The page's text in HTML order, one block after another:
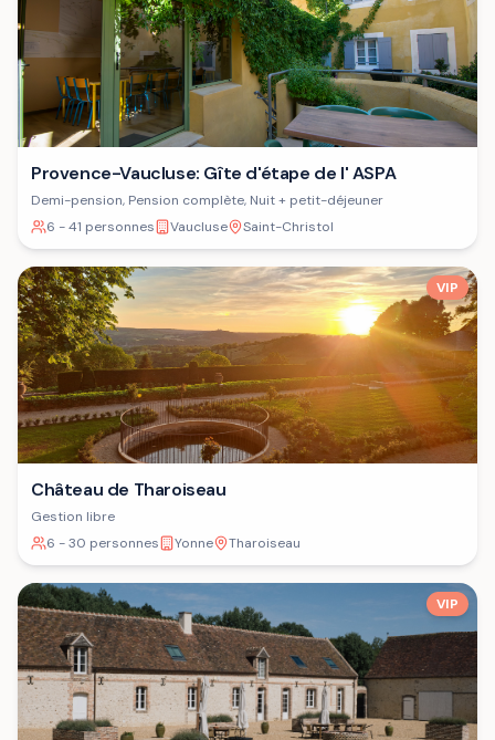
Provence-Vaucluse: Gîte d'étape de l' ASPA
Demi-pension, Pension complète, Nuit + petit-déjeuner
6 - 41 personnes
Vaucluse Saint-Christol
VIP
Château de Tharoiseau
Gestion libre
6 - 30 personnes
Yonne Tharoiseau
VIP